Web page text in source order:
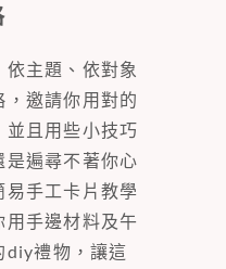
主題、依對象
邀請你用對的
並且用些小技巧
遍尋不著你心
易手工卡片教學
手邊材料及午
diy禮物，讓這